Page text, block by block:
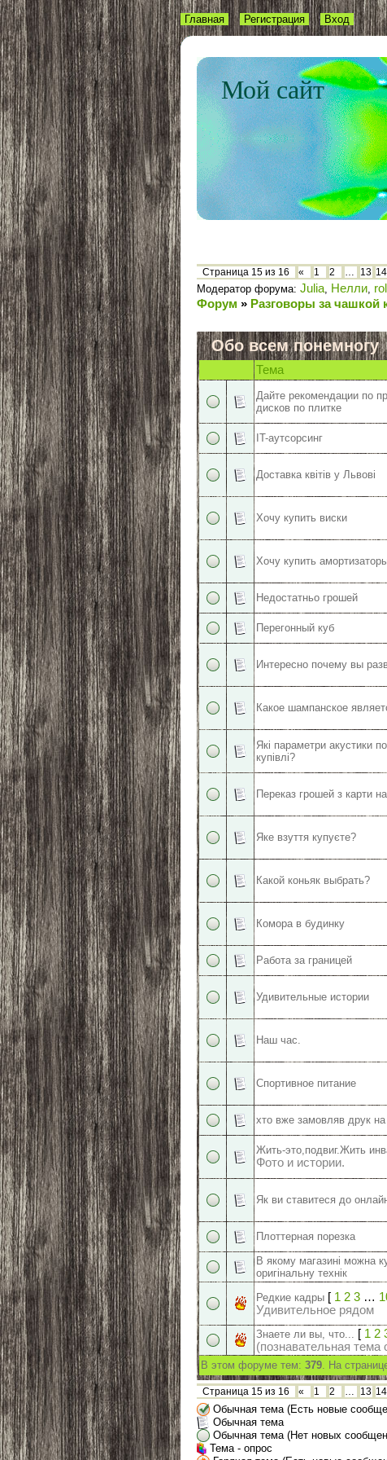
Мой сайт
Главная Регистрация Вход
Страница 15 из 16 « 1 2 … 13 14
Модератор форума: Julia, Нелли,
Форум » Разговоры за чашкой
Обо всем понемногу
Тема
Дайте рекомендации по
дисков по плитке
IT-аутсорсинг
Доставка квітів у Львові
Хочу купить виски
Хочу купить
Недостатньо грошей
Перегонный куб
Интересно почему вы
Какое шампанское
Які параметри акустики
купівлі?
Переказ грошей з карти
Яке взуття купуєте?
Какой коньяк выбрать?
Комора в будинку
Работа за границей
Удивительные истории
Наш час.
Спортивное питание
хто вже замовляв друк на
Жить-это,подвиг.Жить
Фото и истории.
Як ви ставитеся до
Плоттерная порезка
В якому магазині можна
оригінальну технік
Редкие кадры [ 1 2 3 …
Удивительное рядом
Знаете ли вы, что... [ 1 2
(познавательная
В этом форуме тем: 379. На
Страница 15 из 16 « 1 2 … 13 14
Обычная тема (Есть новые
Обычная тема
Обычная тема (Нет новых
Тема - опрос